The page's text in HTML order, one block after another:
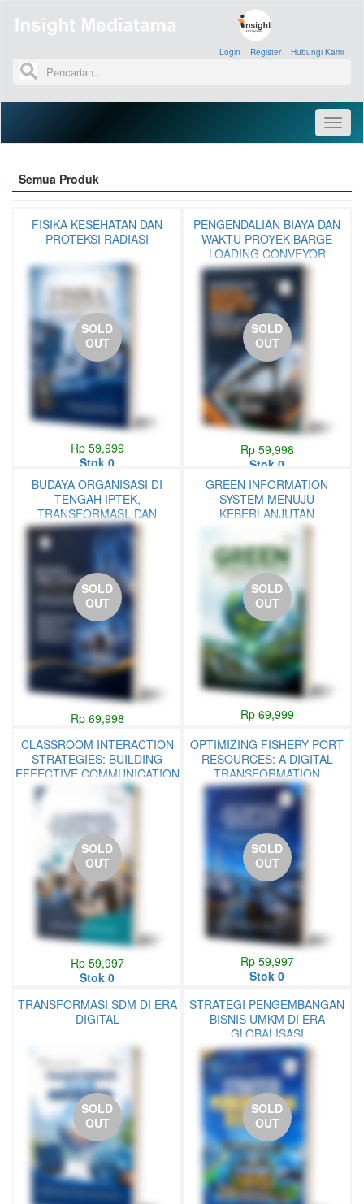
Login Register» Hubungi Kami
Semua Produk
FISIKA KESEHATAN DAN
PROTEKSI RADIASI
SOLD
OUT
Rp 59,999
Stok 0
PENGENDALIAN BIAYA DAN
WAKTU PROYEK BARGE
LOADING CONVEYOR
SOLD
OUT
Rp 59,998
Stok 0
BUDAYA ORGANISASI DI
TENGAH IPTEK,
TRANSFORMASI, DAN
DIGITALISASI
SOLD
OUT
Rp 69,998
GREEN INFORMATION
SYSTEM MENUJU
KEBERLANJUTAN
LINGKUNGAN MELALUI
TEKNOLOGI INFORMASI
SOLD
OUT
Rp 69,999
Stok 0
CLASSROOM INTERACTION
STRATEGIES: BUILDING
EFFECTIVE COMMUNICATION
IN EDUCATION
SOLD
OUT
Rp 59,997
Stok 0
OPTIMIZING FISHERY PORT
RESOURCES: A DIGITAL
TRANSFORMATION
APPROACH FOR
STAKEHOLDER WELFARE
SOLD
OUT
Rp 59,997
Stok 0
TRANSFORMASI SDM DI ERA
DIGITAL
SOLD
OUT
STRATEGI PENGEMBANGAN
BISNIS UMKM DI ERA
GLOBALISASI
SOLD
OUT